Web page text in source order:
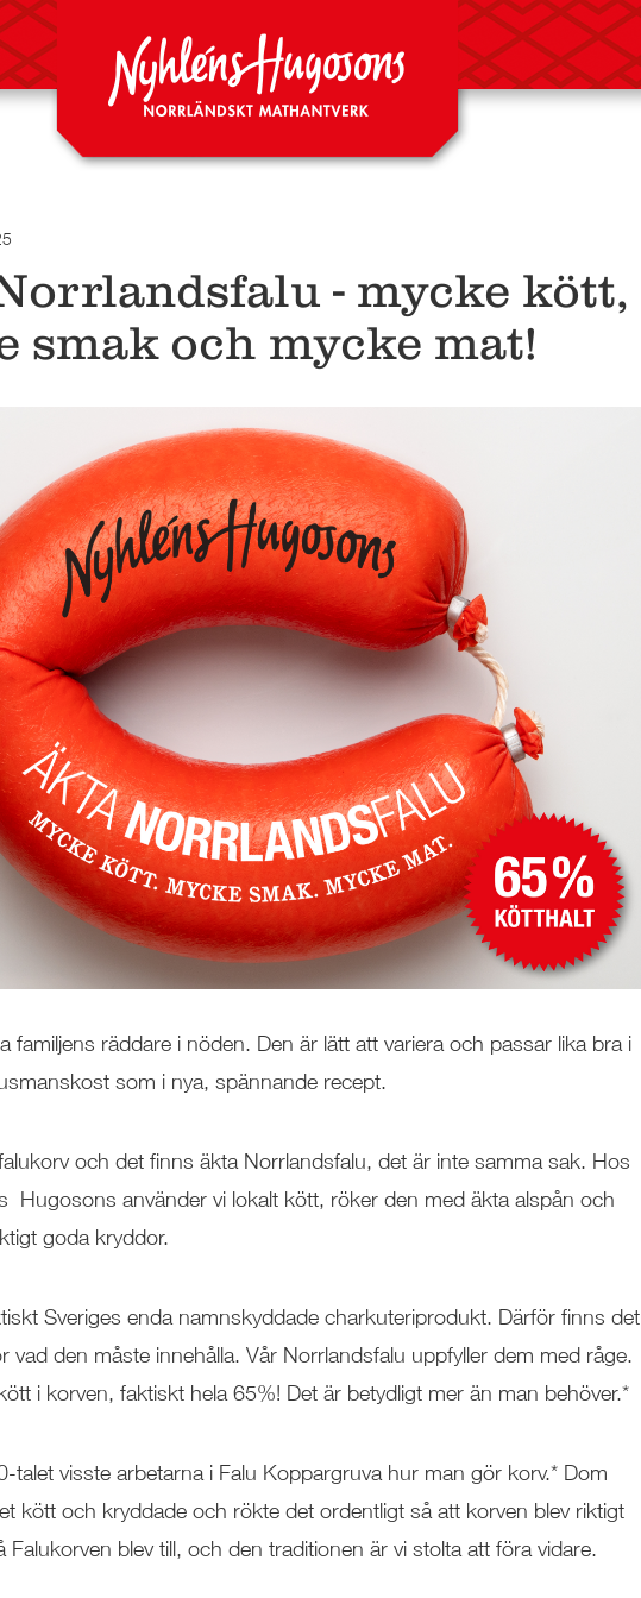
- mycke kött,
smak och mycke mat!
familjens räddare i nöden. Den är lätt att variera och passar lika bra i
som i nya, spännande recept.
och det finns äkta Norrlandsfalu, det är inte samma sak. Hos
Hugosons använder vi lokalt kött, röker den med äkta alspån och
goda kryddor.
Sveriges enda namnskyddade charkuteriprodukt. Därför finns det
vad den måste innehålla. Vår Norrlandsfalu uppfyller dem med råge.
i korven, faktiskt hela 65%! Det är betydligt mer än man behöver.*
talet visste arbetarna i Falu Koppargruva hur man gör korv.* Dom
kött och kryddade och rökte det ordentligt så att korven blev riktigt
Falukorven blev till, och den traditionen är vi stolta att föra vidare.